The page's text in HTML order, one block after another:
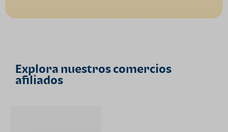
Explora nuestros comercios
afiliados